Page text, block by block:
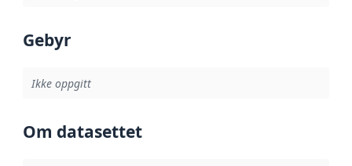
Gebyr
Ikke oppgitt
Om datasettet